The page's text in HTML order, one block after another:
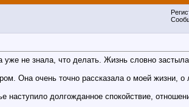
уже не знала, что делать. Жизнь словно
Она очень точно рассказала о моей жизни, о
долгожданное спокойствие,